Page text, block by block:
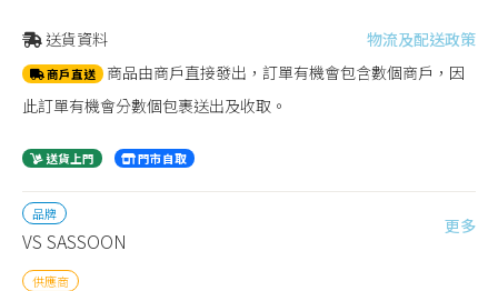
送貨資料 物流及配送政策
商戶直送 商品由商戶直接發出，訂單有機會包含數個商戶，因
此訂單有機會分數個包裹送出及收取。
送貨上門 門市自取
品牌
VS SASSOON
更多
供應商